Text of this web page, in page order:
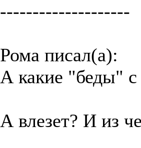
--------------------
Рома писал(а):
А какие "беды" с
А влезет? И из